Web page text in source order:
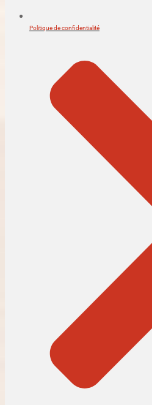
Politique de confidentialité